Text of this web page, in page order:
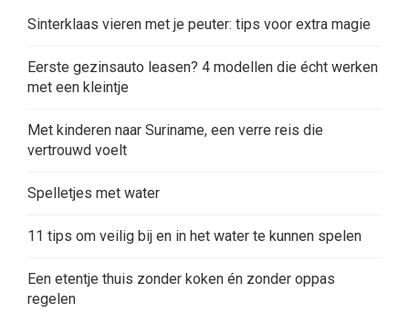
Sinterklaas vieren met je peuter: tips voor extra magie
Eerste gezinsauto leasen? 4 modellen die écht werken
met een kleintje
Met kinderen naar Suriname, een verre reis die
vertrouwd voelt
Spelletjes met water
11 tips om veilig bij en in het water te kunnen spelen
Een etentje thuis zonder koken én zonder oppas
regelen